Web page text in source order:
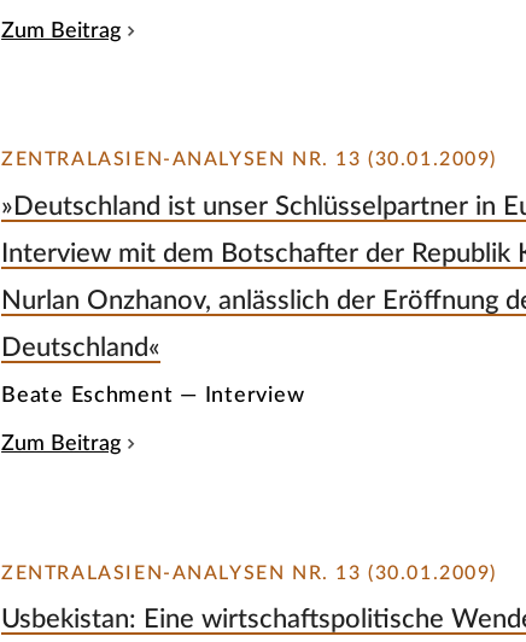
Zum Beitrag
ZENTRALASIEN-ANALYSEN NR. 13 (30.01.2009)
»Deutschland ist unser Schlüsselpartner in
Interview mit dem Botschafter der Republik
Nurlan Onzhanov, anlässlich der Eröffnung
Deutschland«
Beate Eschment — Interview
Zum Beitrag
ZENTRALASIEN-ANALYSEN NR. 13 (30.01.2009)
Usbekistan: Eine wirtschaftspolitische